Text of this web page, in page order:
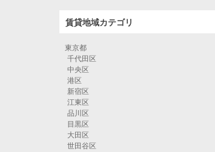
賃貸地域カテゴリ
東京都
千代田区
中央区
港区
新宿区
江東区
品川区
目黒区
大田区
世田谷区